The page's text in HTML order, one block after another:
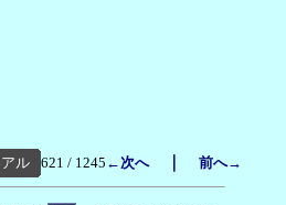
ル 621 / 1245 ←次へ｜ 前へ→